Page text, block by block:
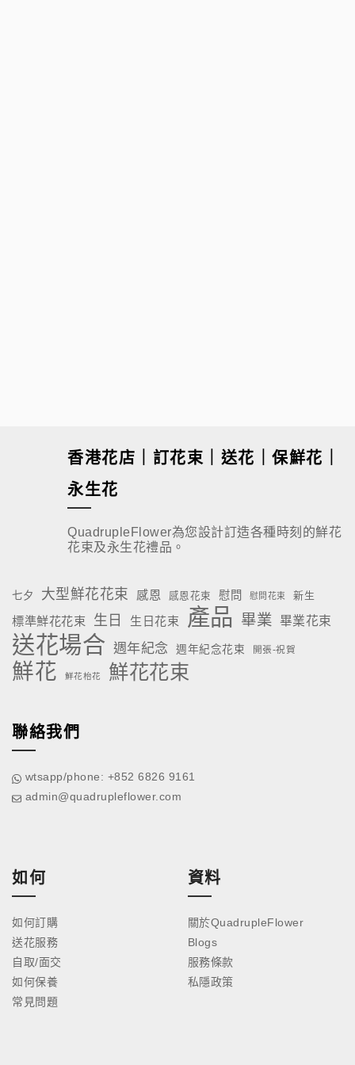
香港花店｜訂花束｜送花｜保鮮花｜
永生花
QuadrupleFlower為您設計訂造各種時刻的鮮花
花束及永生花禮品。
七夕 大型鮮花花束 感恩 感恩花束 慰問 慰問花束 新生
標準鮮花花束 生日 生日花束 產品 畢業 畢業花束
送花場合 週年紀念 週年紀念花束 開張-祝賀
鮮花 鮮花枱花 鮮花花束
聯絡我們
wtsapp/phone: +852 6826 9161
admin@quadrupleflower.com
如何
如何訂購
送花服務
自取/面交
如何保養
常見問題
資料
關於QuadrupleFlower
Blogs
服務條款
私隱政策